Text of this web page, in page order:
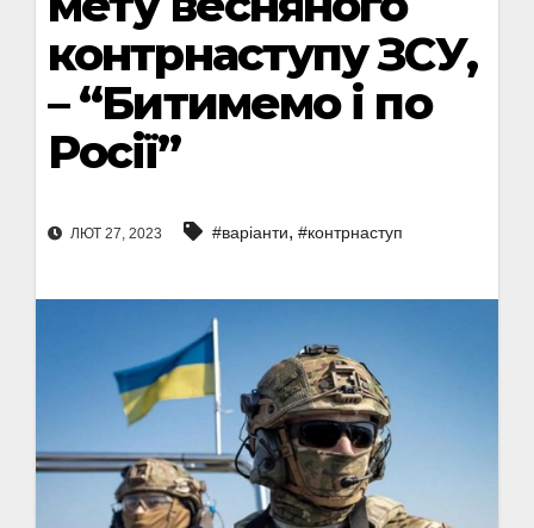
контрнаступу ЗСУ,
– “Битимемо і по
Росії”
ЛЮТ 27, 2023 #варіанти, #контрнаступ